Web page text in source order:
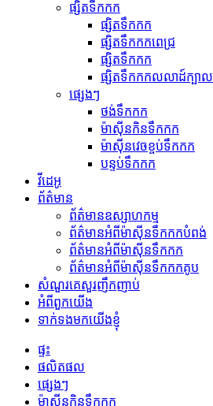
ផ្សិតទឹកកក
ផ្សិតទឹកកក
ផ្សិតទឹកកកពេជ្រ
ផ្សិតទឹកកក
ផ្សិតទឹកកកលលាដ៍ក្បាល
ផ្សេងៗ
ថង់ទឹកកក
ម៉ាស៊ីនកិនទឹកកក
ម៉ាស៊ីនវេចខ្ចប់ទឹកកក
បន្ទប់ទឹកកក
វីដេអូ
ព័ត៌មាន
ព័ត៌មានឧស្សាហកម្ម
ព័ត៌មានអំពីម៉ាស៊ីនទឹកកកបំពង់
ព័ត៌មានអំពីម៉ាស៊ីនទឹកកក
ព័ត៌មានអំពីម៉ាស៊ីនទឹកកកគូប
សំណួរគេសួរញឹកញាប់
អំពីពួកយើង
ទាក់ទងមកយើងខ្ញុំ
ផ្ទះ
ផលិតផល
ផ្សេងៗ
ម៉ាស៊ីនកិនទឹកកក